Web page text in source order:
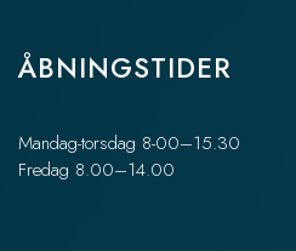
ÅBNINGSTIDER
Mandag-torsdag 8-00–15.30
Fredag 8.00–14.00